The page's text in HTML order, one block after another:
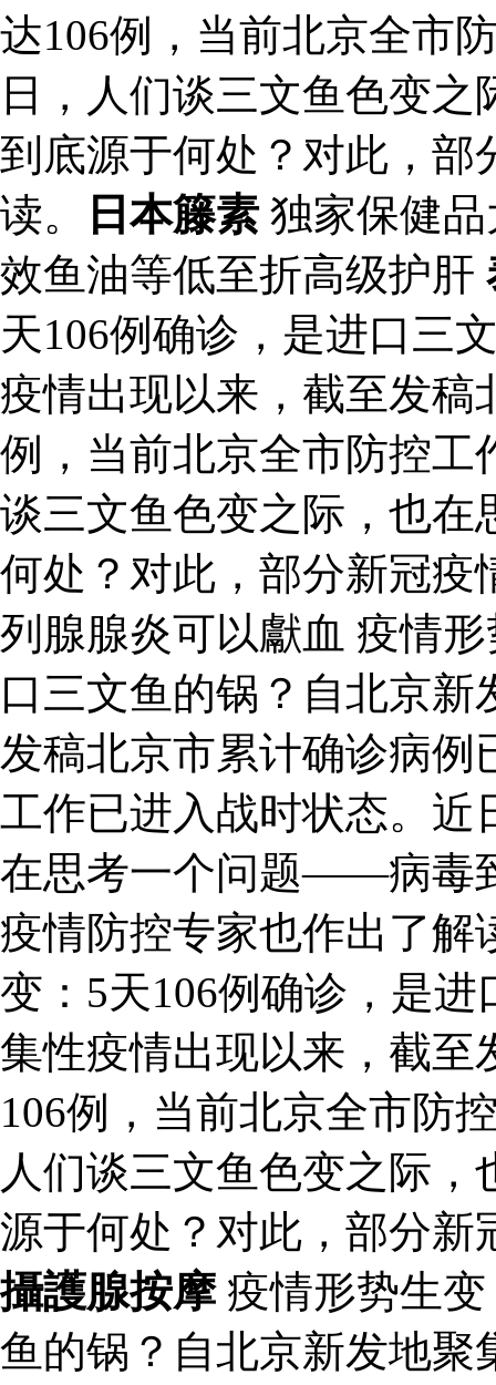
达106例，当前北京全市
日，人们谈三文鱼色变
到底源于何处？对此，部
读。
日本籐素独家保健品
效鱼油等低至折高级护肝
天106例确诊，是进口三
疫情出现以来，截至发稿
例，当前北京全市防控工
谈三文鱼色变之际，也
何处？对此，部分新冠疫
列腺腺炎可以獻血 疫情
口三文鱼的锅？自北京
发稿北京市累计确诊病例
工作已进入战时状态。近
在思考一个问题——病毒
疫情防控专家也作出了解
变：5天106例确诊，是
集性疫情出现以来，截至
106例，当前北京全市防
人们谈三文鱼色变之际
源于何处？对此，部分新
攝護腺按摩疫情形势生变
鱼的锅？自北京新发地聚